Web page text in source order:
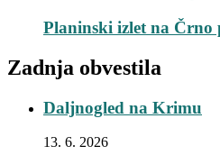
Planinski izlet na Črno
Zadnja obvestila
Daljnogled na Krimu
13. 6. 2026